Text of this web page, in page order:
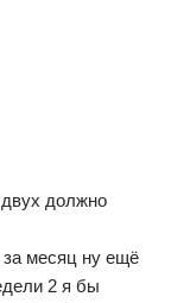
должно
за месяц ну ещё
2 я бы